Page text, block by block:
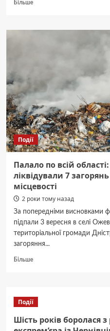
Більше
з
крадіжку
дорогої
прикраси
Події
Палало по всій
ліквідували 7
місцевості
2 роки тому назад
За попередніми висновками
підпали 3 вересня в селі
територіальної громади
загоряння...
БільшеДокладніше
області:
Буковині
Події
Шість років боролася